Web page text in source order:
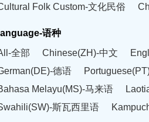
Folk Custom-文化民俗
语种
全部
Chinese(ZH)-中文
德语
Melayu(MS)-马来语
斯瓦西里语